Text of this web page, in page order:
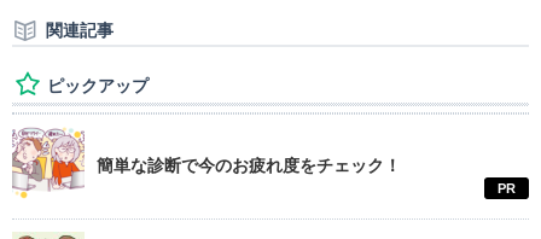
関連記事
ピックアップ
簡単な診断で今のお疲れ度をチェック！
PR